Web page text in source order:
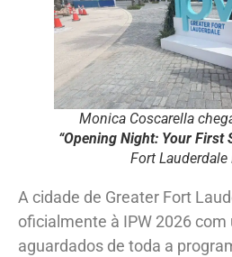
Monica Coscarella
“Opening Night: Your First
Fort Lauderdale
A cidade de Greater Fort
oficialmente à IPW 2026
aguardados de toda a